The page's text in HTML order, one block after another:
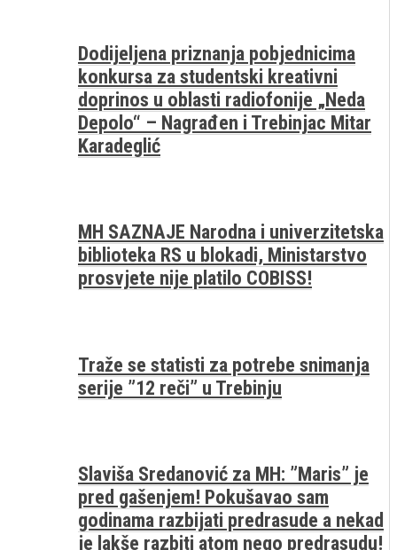
Dodijeljena priznanja pobjednicima
konkursa za studentski kreativni
doprinos u oblasti radiofonije „Neda
Depolo“ – Nagrađen i Trebinjac Mitar
Karadeglić
MH SAZNAJE Narodna i univerzitetska
biblioteka RS u blokadi, Ministarstvo
prosvjete nije platilo COBISS!
Traže se statisti za potrebe snimanja
serije ”12 reči” u Trebinju
Slaviša Sredanović za MH: ”Maris” je
pred gašenjem! Pokušavao sam
godinama razbijati predrasude a nekad
je lakše razbiti atom nego predrasudu!